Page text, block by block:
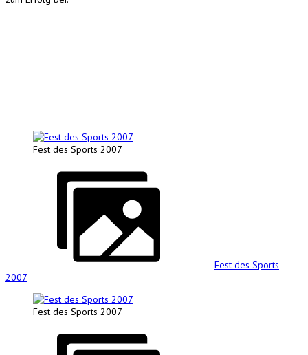
Fest des Sports 2007
Fest des Sports
2007
Fest des Sports 2007